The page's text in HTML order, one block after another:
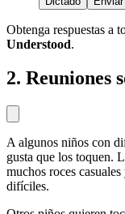
Obtenga respuestas a
Understood.
2. Reuniones
A algunos niños con
gusta que los toquen.
muchos roces
difíciles.